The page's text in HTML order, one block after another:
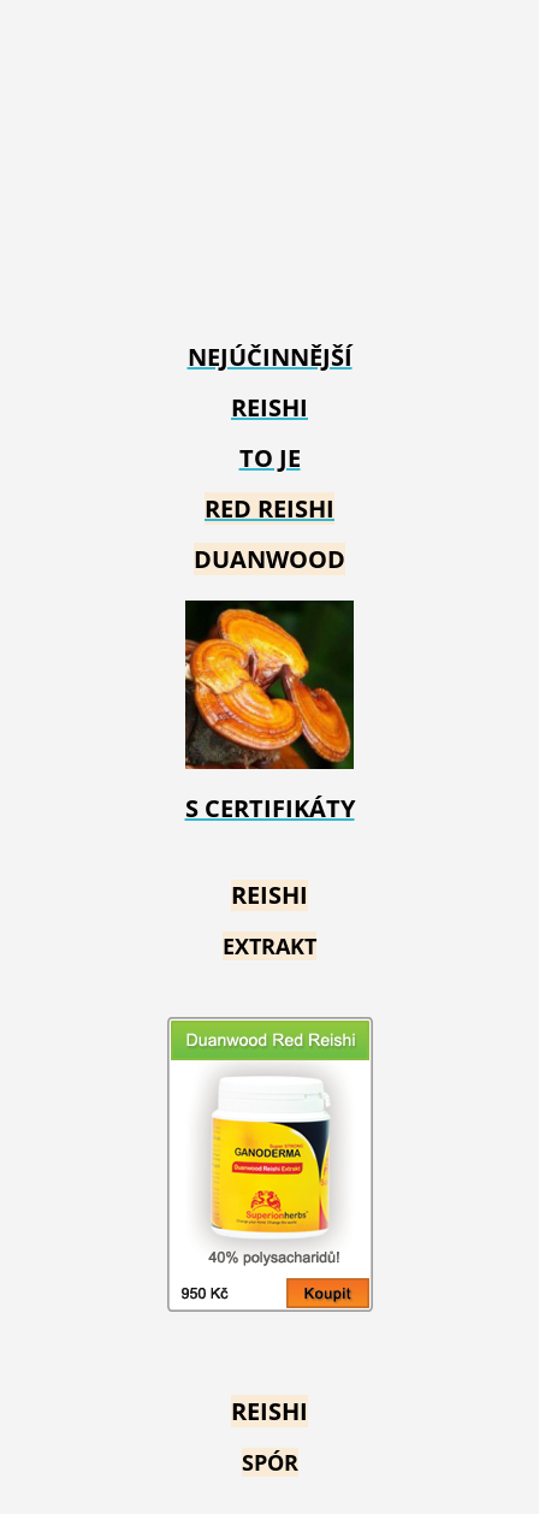
NEJÚČINNĚJŠÍ
REISHI
TO JE
RED REISHI
DUANWOOD
S CERTIFIKÁTY
REISHI
EXTRAKT
REISHI
SPÓR